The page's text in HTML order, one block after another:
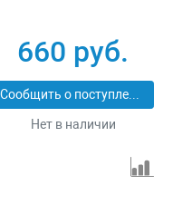
660 руб.
Сообщить о поступлении
Нет в наличии